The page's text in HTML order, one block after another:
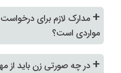
+ مدارک لازم برای
مواردی است؟
+ در چه صورتی زن باید از